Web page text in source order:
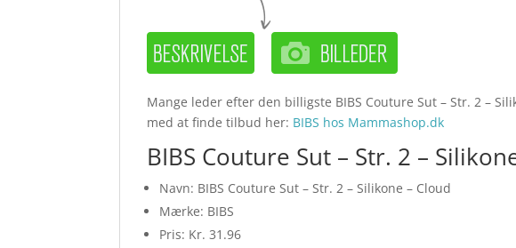
Mange leder efter den billigste BIBS Couture Sut – Str. 2 –
med at finde tilbud her: BIBS hos Mammashop.dk
BIBS Couture Sut – Str. 2 –
Navn: BIBS Couture Sut – Str. 2 – Silikone – Cloud
Mærke: BIBS
Pris: Kr. 31.96